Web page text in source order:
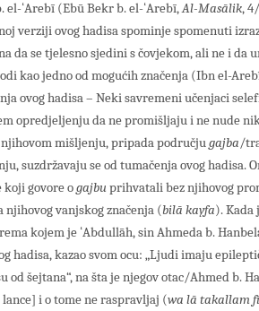
el-ʻArebī (Ebū Bekr b. el-ʻArebī,Al-Masālik,
verziji ovog hadisa spominje spomenuti
da se tjelesno sjedini s čovjekom, ali ne i da
kao jedno od mogućih značenja (Ibn el-
ovog hadisa – Neki savremeni učenjaci
opredjeljenju da ne promišljaju i ne nude
njihovom mišljenju, pripada područjugajba/
suzdržavaju se od tumačenja ovog hadisa.
koji govore ogajbu prihvatali bez njihovog
vanjskog značenja (bilā kayfa). Kada
kojem je ʻAbdullāh, sin Ahmeda b.
hadisa, kazao svom ocu: „Ljudi imaju
od šejtana“, na šta je njegov otac/Ahmed b.
i o tome ne raspravljaj (wa lā takallam